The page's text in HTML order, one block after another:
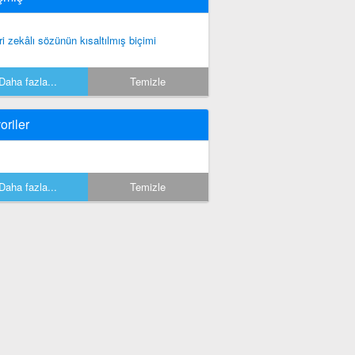
zekâlı sözünün kısaltılmış biçimi
Daha fazla... Temizle
Daha fazla... Temizle